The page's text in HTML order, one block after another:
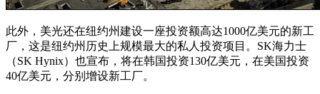
此外，美光还在纽约州建设一座投资额高达1000亿美元的新工
厂，这是纽约州历史上规模最大的私人投资项目。SK海力士
（SK Hynix）也宣布，将在韩国投资130亿美元，在美国投资
40亿美元，分别增设新工厂。